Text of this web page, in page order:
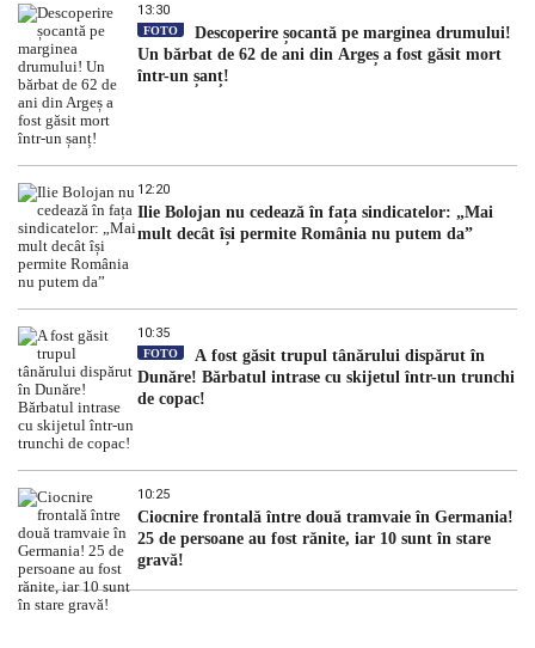
13:30
FOTO
Descoperire șocantă pe marginea drumului!
Un bărbat de 62 de ani din Argeș a fost găsit mort
într-un șanț!
12:20
Ilie Bolojan nu cedează în fața sindicatelor: „Mai
mult decât își permite România nu putem da”
10:35
FOTO
A fost găsit trupul tânărului dispărut în
Dunăre! Bărbatul intrase cu skijetul într-un trunchi
de copac!
10:25
Ciocnire frontală între două tramvaie în Germania!
25 de persoane au fost rănite, iar 10 sunt în stare
gravă!